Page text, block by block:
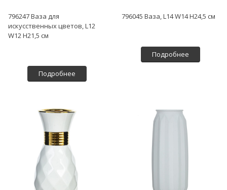
796247 Ваза для
искусственных цветов, L12
W12 H21,5 см
Подробнее
796045 Ваза, L14 W14 H24,5 см
Подробнее